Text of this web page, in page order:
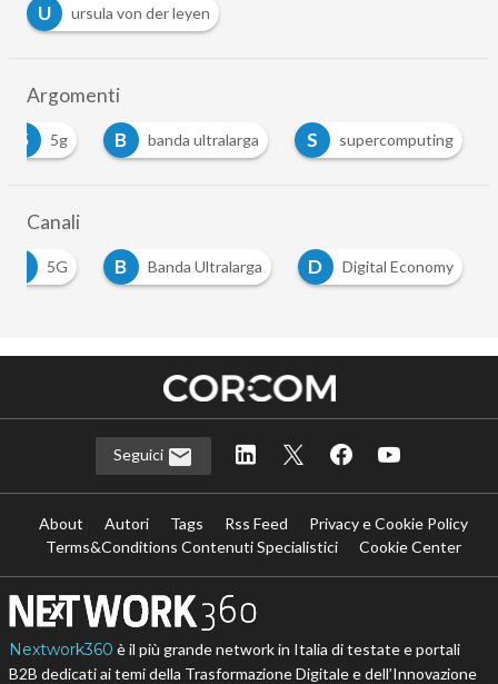
U
ursula von der leyen
Argomenti
5
5g B banda ultralarga S supercomputing
Canali
5G B Banda Ultralarga D Digital Economy
Seguici
About Autori Tags Rss Feed
Privacy e Cookie Policy
Terms&Conditions Contenuti Specialistici
Cookie Center
Nextwork360 è il più grande network in Italia di testate e portali
B2B dedicati ai temi della Trasformazione Digitale e dell’Innovazione